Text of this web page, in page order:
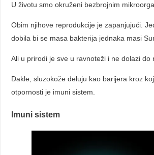
U životu smo okruženi bezbrojnim
Obim njihove reprodukcije je zapanjujući.
dobila bi se masa bakterija jednaka masi
Ali u prirodi je sve u ravnoteži i ne dolazi
Dakle, sluzokože deluju kao barijera kroz
otpornosti je imuni sistem.
Imuni sistem